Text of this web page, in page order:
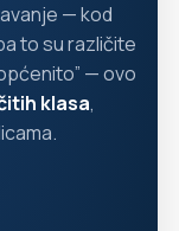
— kod
to su različite
— ovo
klasa,